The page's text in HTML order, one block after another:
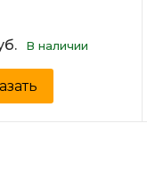
В наличии